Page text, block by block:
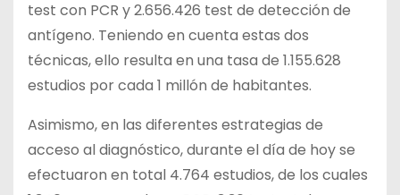
test con PCR y 2.656.426 test de detección de
antígeno. Teniendo en cuenta estas dos
técnicas, ello resulta en una tasa de 1.155.628
estudios por cada 1 millón de habitantes.
Asimismo, en las diferentes estrategias de
acceso al diagnóstico, durante el día de hoy se
efectuaron en total 4.764 estudios, de los cuales